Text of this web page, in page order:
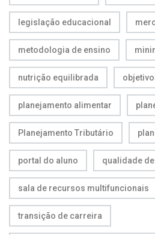
legislação educacional
metodologia de ensino
nutrição equilibrada
planejamento alimentar
Planejamento Tributário
portal do aluno qualidade
sala de recursos multifuncionais
transição de carreira